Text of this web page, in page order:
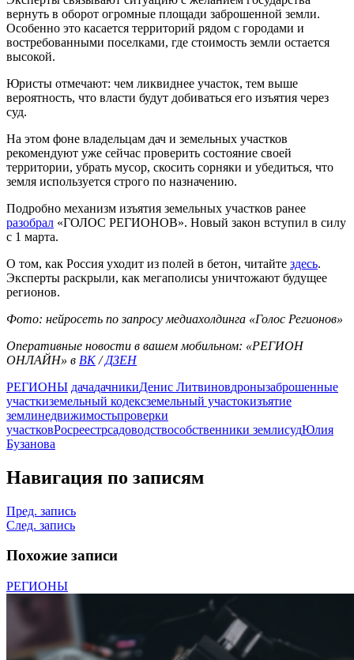
вернуть в оборот огромные площади заброшенной земли.
Особенно это касается территорий рядом с городами и
востребованными поселками, где стоимость земли остается
высокой.
Юристы отмечают: чем ликвиднее участок, тем выше
вероятность, что власти будут добиваться его изъятия через
суд.
На этом фоне владельцам дач и земельных участков
рекомендуют уже сейчас проверить состояние своей
территории, убрать мусор, скосить сорняки и убедиться, что
земля используется строго по назначению.
Подробно механизм изъятия земельных участков ранее
разобрал «ГОЛОС РЕГИОНОВ». Новый закон вступил в силу
с 1 марта.
О том, как Россия уходит из полей в бетон, читайте здесь.
Эксперты раскрыли, как мегаполисы уничтожают будущее
регионов.
Фото: нейросеть по запросу медиахолдинга «Голос Регионов»
Оперативные новости в вашем мобильном: «РЕГИОН
ОНЛАЙН» в ВК/ДЗЕН
РЕГИОНЫ дачадачникиДенис Литвиновдронызаброшенные
участкиземельный кодексземельный участокизъятие
землинедвижимостьпроверки
участковРосреестрсадоводствособственники землисудЮлия
Бузанова
Навигация по записям
Пред. запись
След. запись
Похожие записи
РЕГИОНЫ